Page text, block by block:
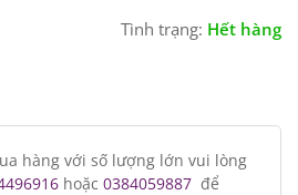
Tình trạng: Hết hàng
hàng với số lượng lớn vui lòng
hoặc 0384059887 để